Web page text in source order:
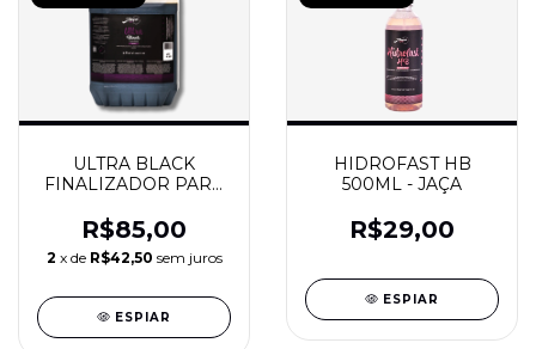
ULTRA BLACK
FINALIZADOR PARA
BORRACHAS 5L -
JAÇA
R$85,00
2 x de R$42,50 sem juros
ESPIAR
HIDROFAST HB
500ML - JAÇA
R$29,00
ESPIAR